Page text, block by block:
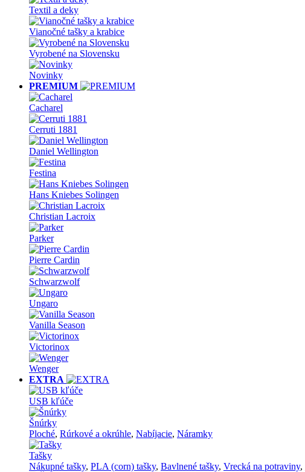
Textil a deky
Vianočné tašky a krabice
Vyrobené na Slovensku
Novinky
PREMIUM
Cacharel
Cerruti 1881
Daniel Wellington
Festina
Hans Kniebes Solingen
Christian Lacroix
Parker
Pierre Cardin
Schwarzwolf
Ungaro
Vanilla Season
Victorinox
Wenger
EXTRA
USB kľúče
Šnúrky
Ploché, Rúrkové a okrúhle, Nabíjacie, Náramky
Tašky
Nákupné tašky, PLA (corn) tašky, Bavlnené tašky, Vrecká na potraviny,